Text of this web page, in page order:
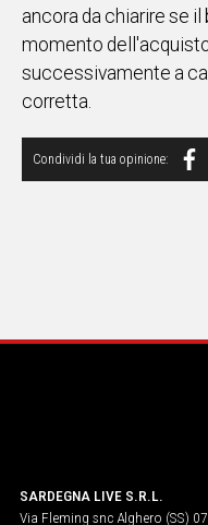
WHATSAPP
Social
ancora da chiarire se il
momento
successivamente a
corretta.
SARDEGNA LIVE S.R.L.
Via Fleming snc Alghero (SS)